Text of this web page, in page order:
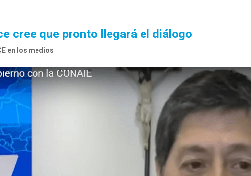
cree que pronto llegará el diálogo
en los medios